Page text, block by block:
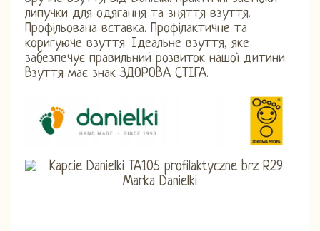
липучки для одягання та зняття взуття.
Профільована вставка. Профілактичне та
коригуюче взуття. Ідеальне взуття, яке
забезпечує правильний розвиток нашої дитини.
Взуття має знак ЗДОРОВА СТІГА.